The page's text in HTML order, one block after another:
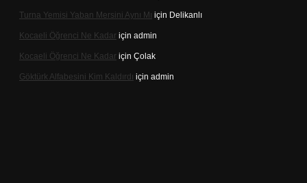
Turna Yemisi Yaban Mersini Aynı Mı için Delikanlı
Kocaeli Öğrenci Ne Kadar için admin
Kocaeli Öğrenci Ne Kadar için Çolak
Göktürk Alfabesini Kim Kaldırdı için admin